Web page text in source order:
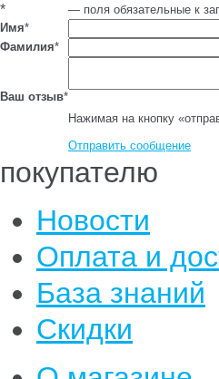
*
— поля обязательные к
Имя*
Фамилия*
Ваш отзыв*
Нажимая на кнопку
Отправить сообщение
покупателю
Новости
Оплата и
База знаний
Скидки